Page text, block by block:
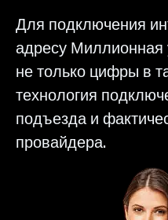
Для подключения
адресу
не только цифры в
технология
подъезда и
провайдера.